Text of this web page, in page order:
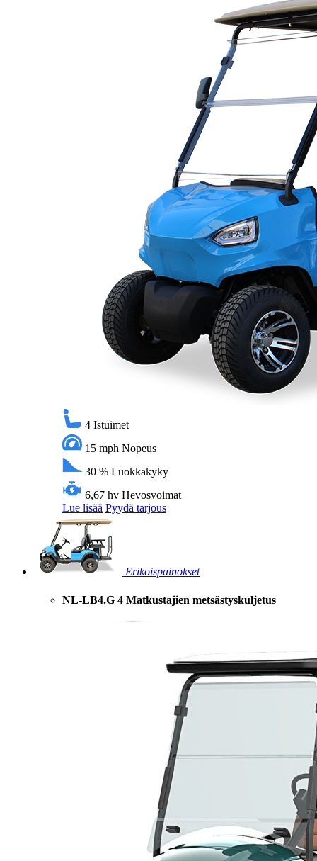
4 Istuimet
15 mph Nopeus
30 % Luokkakyky
6,67 hv Hevosvoimat
Lue lisää Pyydä tarjous
Erikoispainokset
NL-LB4.G 4 Matkustajien metsästyskuljetus